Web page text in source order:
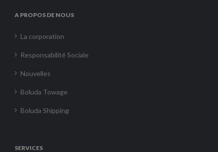
A PROPOS DE NOUS
La corporation
Responsabilité Sociale
Nouvelles
Boluda Towage
Boluda Shipping
SERVICES